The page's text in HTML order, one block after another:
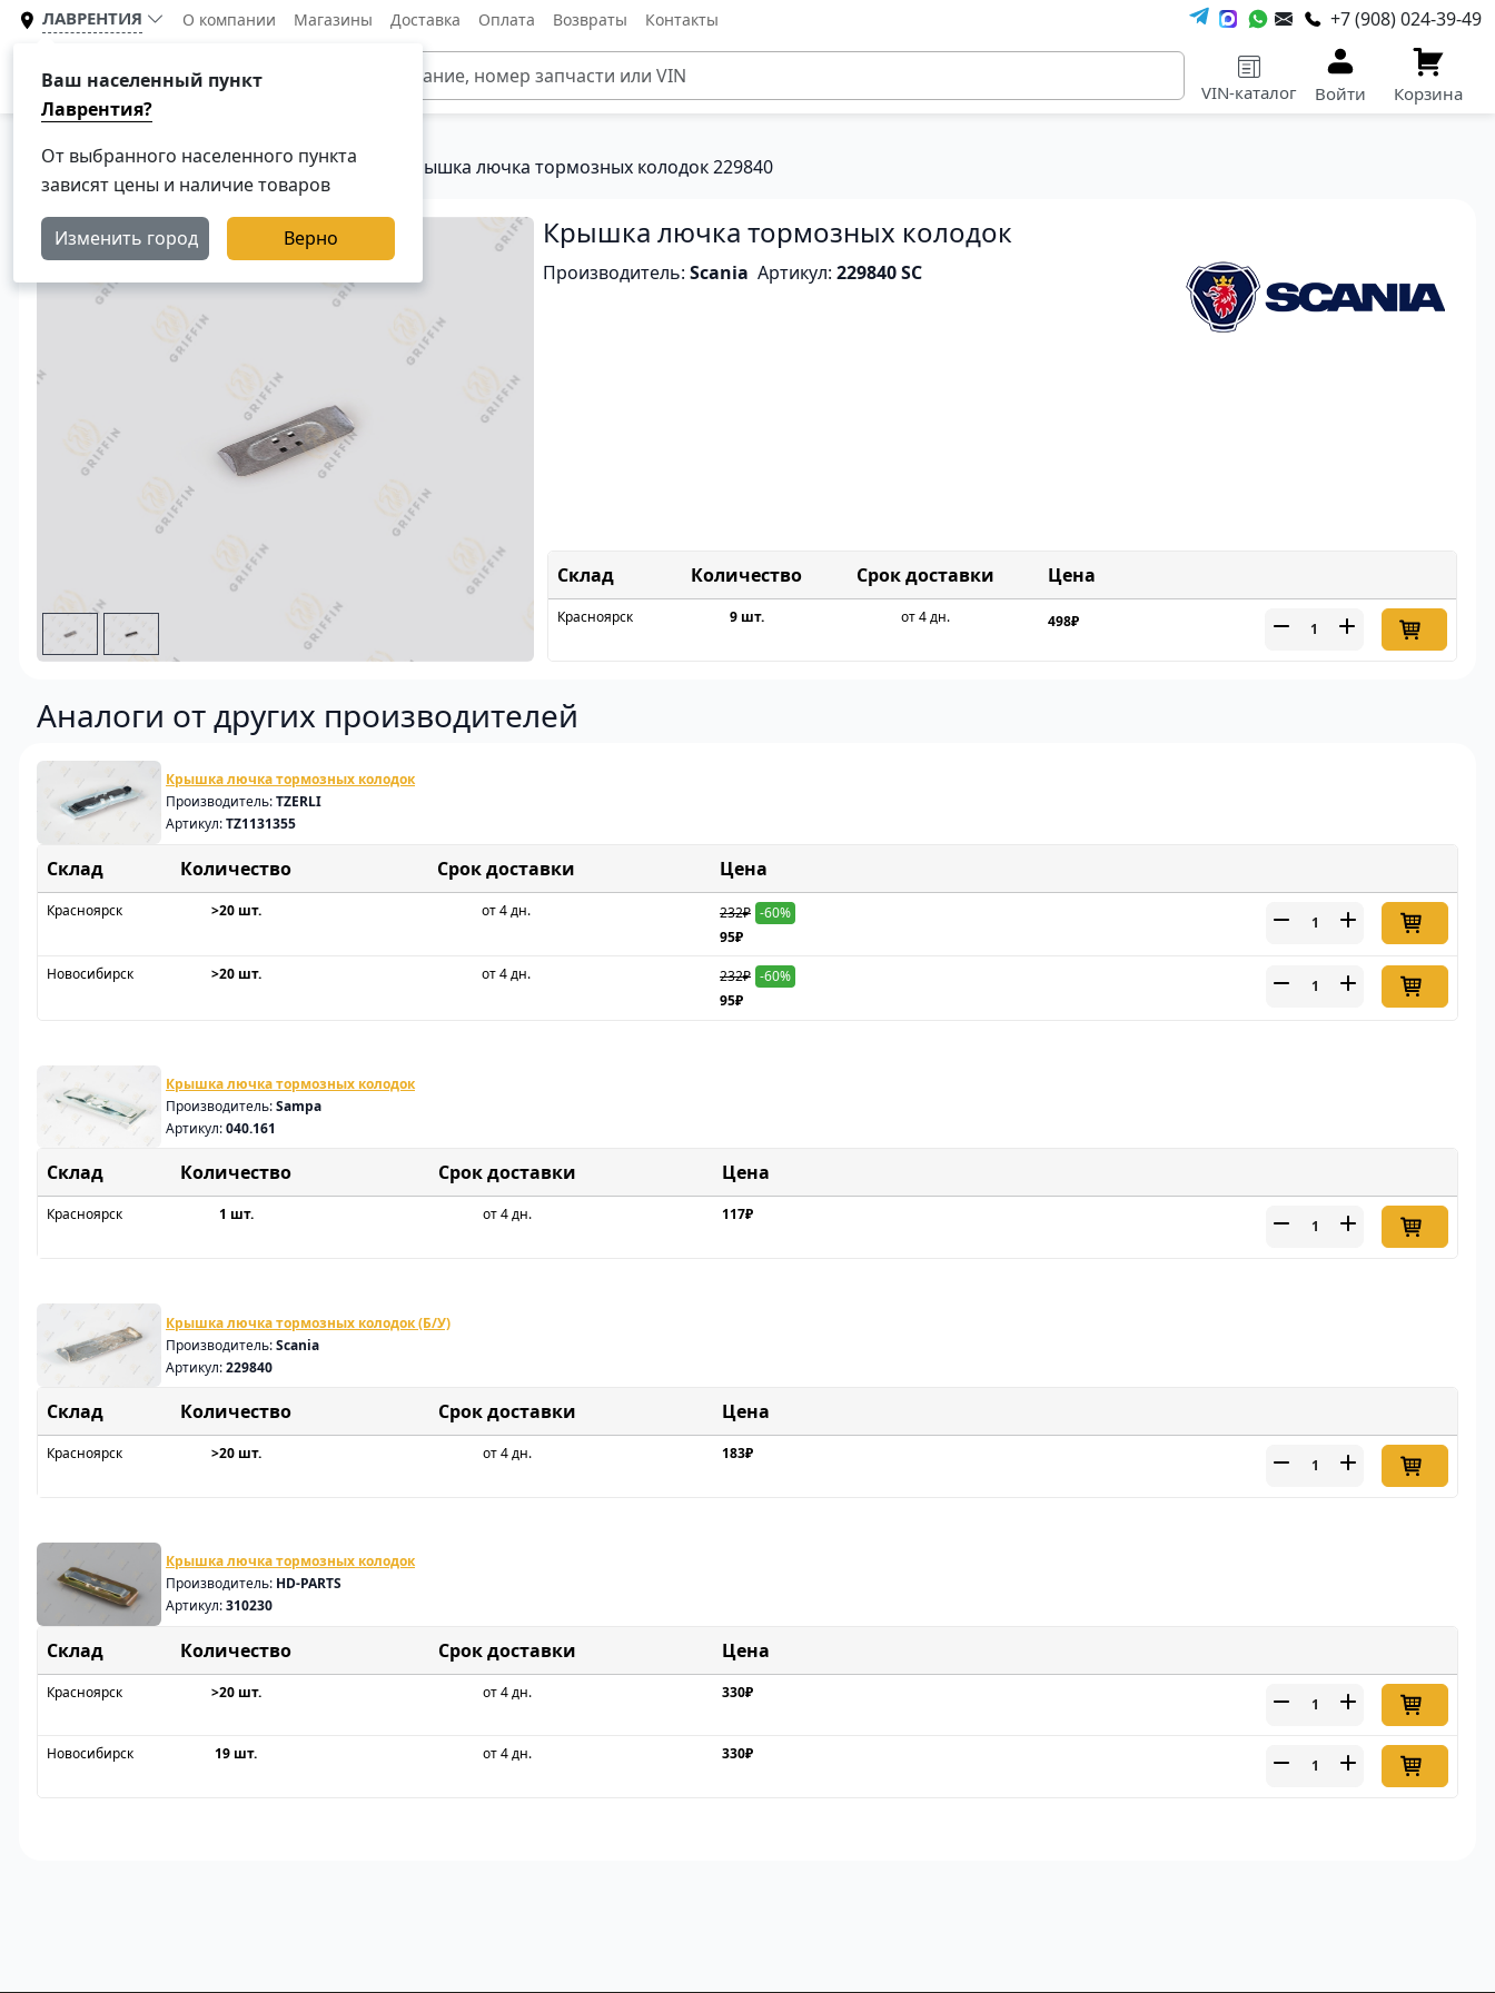
ЛАВРЕНТИЯ
Ваш населенный пункт
Лаврентия?
От выбранного населенного пункта
зависят цены и наличие товаров
Изменить город Верно
О компании Магазины Доставка Оплата Возвраты Контакты +7 (908) 024-39-49
Каталог
VIN-каталог Войти Корзина
Главная Каталог Тормозная система Крышка лючка тормозных колодок 229840
Крышка лючка тормозных колодок
Производитель:Scania Артикул:229840 SC
Склад Срок доставки Цена
Красноярск 9 шт. от 4 дн. 498₽
Аналоги от других производителей
Крышка лючка тормозных колодок
Производитель:TZERLI
Артикул:TZ1131355
Склад Срок доставки Цена
Красноярск >20 шт. от 4 дн. 232₽ -60%
95₽
Новосибирск
>20 шт. от 4 дн. 232₽ -60%
95₽
Крышка лючка тормозных колодок
Производитель:Sampa
Артикул:040.161
Склад Срок доставки Цена
Красноярск 1 шт. от 4 дн. 117₽
Крышка лючка тормозных колодок (Б/У)
Производитель:Scania
Артикул:229840
Склад Срок доставки Цена
Красноярск >20 шт. от 4 дн. 183₽
Крышка лючка тормозных колодок
Производитель: HD-PARTS
Артикул:310230
Склад Срок доставки Цена
Красноярск >20 шт. от 4 дн. 330₽
Новосибирск 19 шт. от 4 дн. 330₽